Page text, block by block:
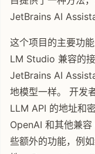
JetBrains AI
这个项目的主要功
LM Studio 兼容的
JetBrains AI
地模型一样。 开发
LLM API 的地址和
OpenAI 和其他兼
些额外的功能，例